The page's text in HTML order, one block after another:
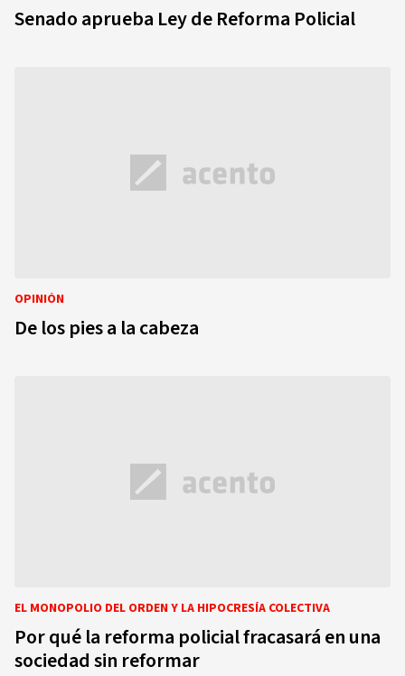
Senado aprueba Ley de Reforma Policial
OPINIÓN
De los pies a la cabeza
EL MONOPOLIO DEL ORDEN Y LA HIPOCRESÍA COLECTIVA
Por qué la reforma policial fracasará en una
sociedad sin reformar